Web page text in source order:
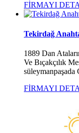
FİRMAYI
Tekirdağ
1889 Dan
Ve Bıçakçılık
süleymanpaşada
FİRMAYI